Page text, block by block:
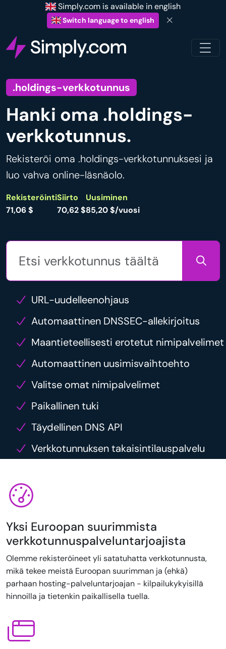
Simply.com is available in english
Switch language to english
.holdings-verkkotunnus
Hanki oma .holdings-
verkkotunnus.
Rekisteröi oma .holdings-verkkotunnuksesi ja
luo vahva online-läsnäolo.
Rekisteröinti
71,06 $
Siirto
70,62 $
Uusiminen
85,20 $/vuosi
URL-uudelleenohjaus
Automaattinen DNSSEC-allekirjoitus
Maantieteellisesti erotetut nimipalvelimet
Automaattinen uusimisvaihtoehto
Valitse omat nimipalvelimet
Paikallinen tuki
Täydellinen DNS API
Verkkotunnuksen takaisintilauspalvelu
Yksi Euroopan suurimmista
verkkotunnuspalveluntarjoajista
Olemme rekisteröineet yli satatuhatta verkkotunnusta,
mikä tekee meistä Euroopan suurimman ja (ehkä)
parhaan hosting-palveluntarjoajan - kilpailukykyisillä
hinnoilla ja tietenkin paikallisella tuella.